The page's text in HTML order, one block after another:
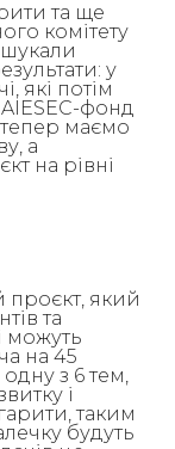
та ще
комітету
шукали
у
які потім
AIESEC-фонд
тепер маємо
а
на рівні
проєкт, який
та
можуть
на 45
з 6 тем,
і
таким
будуть